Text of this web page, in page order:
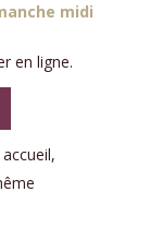
midi
en ligne.